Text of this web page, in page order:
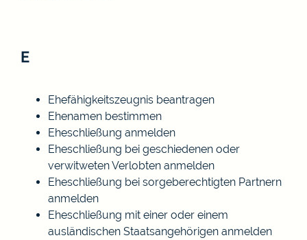
E
Ehefähigkeitszeugnis beantragen
Ehenamen bestimmen
Eheschließung anmelden
Eheschließung bei geschiedenen oder
verwitweten Verlobten anmelden
Eheschließung bei sorgeberechtigten Partnern
anmelden
Eheschließung mit einer oder einem
ausländischen Staatsangehörigen anmelden